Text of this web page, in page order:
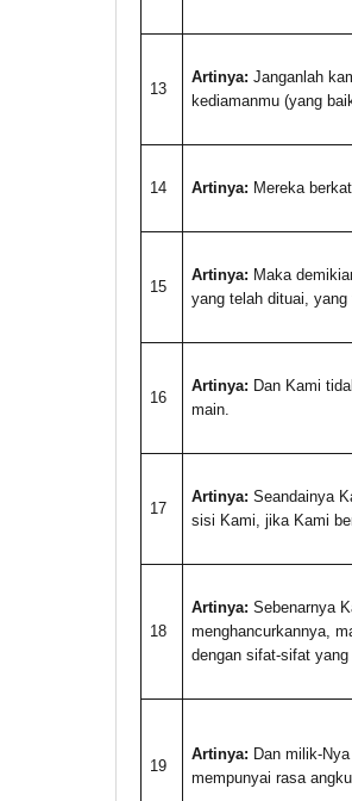
13
Artinya: Janganlah
kediamanmu (yang
14 Artinya: Mereka
15
Artinya: Maka
yang telah dituai, yang
16
Artinya: Dan Kami
main.
17
Artinya: Seandainya
sisi Kami, jika Kami
18
Artinya: Sebenarnya
menghancurkannya,
dengan sifat-sifat
19
Artinya: Dan milik-
mempunyai rasa